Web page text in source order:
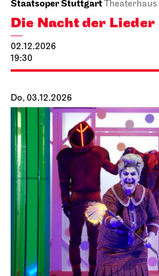
Die
15.11.2026
15:00 - 18:10